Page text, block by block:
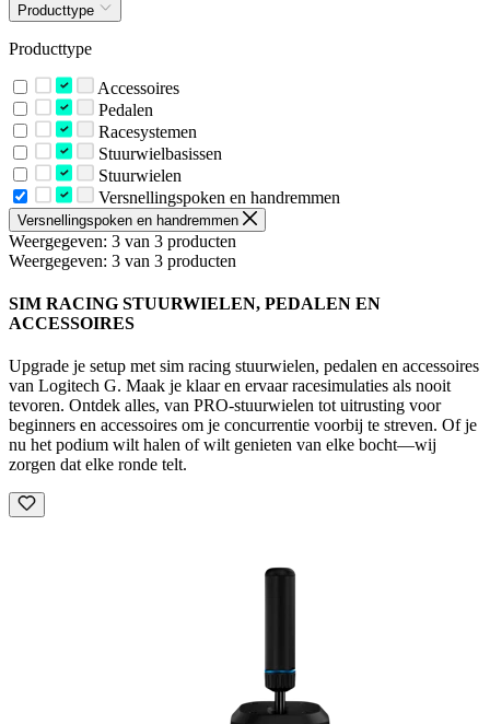
Producttype
Producttype
Accessoires
Pedalen
Racesystemen
Stuurwielbasissen
Stuurwielen
Versnellingspoken en handremmen
Versnellingspoken en handremmen
Weergegeven: 3 van 3 producten
Weergegeven: 3 van 3 producten
SIM RACING STUURWIELEN, PEDALEN EN
ACCESSOIRES
Upgrade je setup met sim racing stuurwielen, pedalen en accessoires
van Logitech G. Maak je klaar en ervaar racesimulaties als nooit
tevoren. Ontdek alles, van PRO-stuurwielen tot uitrusting voor
beginners en accessoires om je concurrentie voorbij te streven. Of je
nu het podium wilt halen of wilt genieten van elke bocht—wij
zorgen dat elke ronde telt.